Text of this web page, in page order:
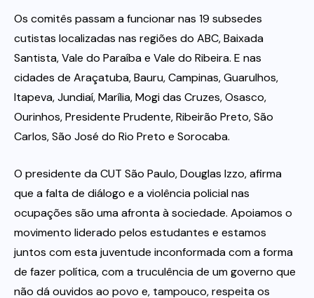
Os comitês passam a funcionar nas 19 subsedes
cutistas localizadas nas regiões do ABC, Baixada
Santista, Vale do Paraíba e Vale do Ribeira. E nas
cidades de Araçatuba, Bauru, Campinas, Guarulhos,
Itapeva, Jundiaí, Marília, Mogi das Cruzes, Osasco,
Ourinhos, Presidente Prudente, Ribeirão Preto, São
Carlos, São José do Rio Preto e Sorocaba.
O presidente da CUT São Paulo, Douglas Izzo, afirma
que a falta de diálogo e a violência policial nas
ocupações são uma afronta à sociedade. Apoiamos o
movimento liderado pelos estudantes e estamos
juntos com esta juventude inconformada com a forma
de fazer política, com a truculência de um governo que
não dá ouvidos ao povo e, tampouco, respeita os